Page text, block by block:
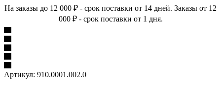
На заказы до 12 000 ₽ - срок поставки от 14 дней. Заказы от 12
000 ₽ - срок поставки от 1 дня.
Артикул: 910.0001.002.0